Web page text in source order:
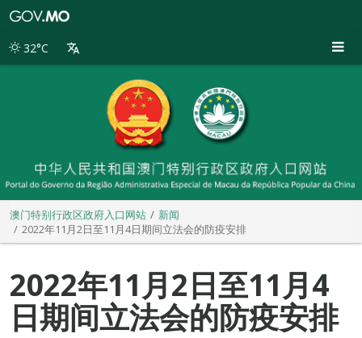
别
32°C
澳门特别行政区政府入口网站
新闻
2022年11月2日至11月4日期间立法会的防疫安排
2022年11月2日至11月4
日期间立法会的防疫安排